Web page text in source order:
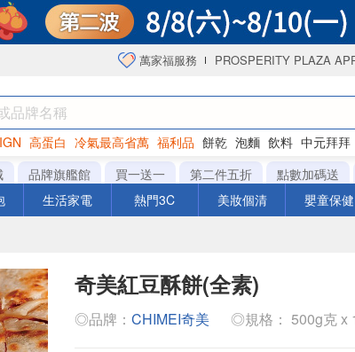
萬家福服務 PROSPERITY PLAZA
高蛋白 冷氣最高省萬 福利品 餅乾 泡麵 飲料 中元拜拜
海苔
品牌旗艦館 買一送一 第二件五折 點數加碼送
生活家電 熱門3C 美妝個清 嬰童保健
奇美紅豆酥餅(全素)
◎品牌： CHIMEI奇美 ◎規格： 500g克 x